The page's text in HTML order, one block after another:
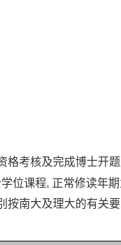
格考核及完成博士开
位课程, 正常修读年
按南大及理大的有关